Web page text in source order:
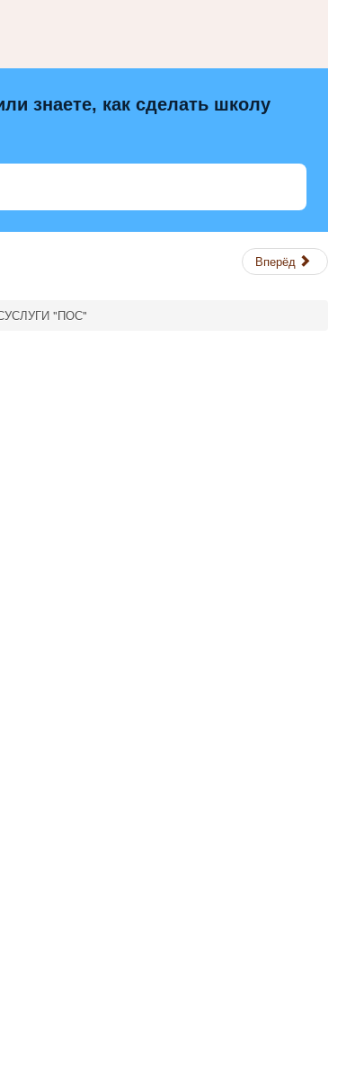
знаете, как сделать школу
Вперёд
"ПОС"